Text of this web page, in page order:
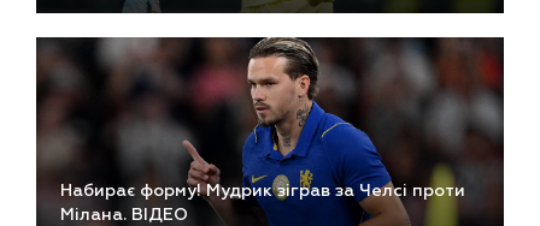
Набирає форму! Мудрик зіграв за Челсі проти
Мілана. ВІДЕО